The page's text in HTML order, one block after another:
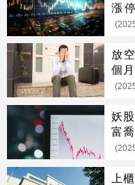
漲
代」
放
個
妖
富
上